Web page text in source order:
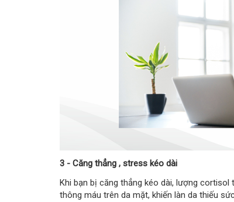
3 - Căng thẳng , stress kéo dài
Khi bạn bị căng thẳng kéo dài, lượng
thông máu trên da mặt, khiến làn da thiếu